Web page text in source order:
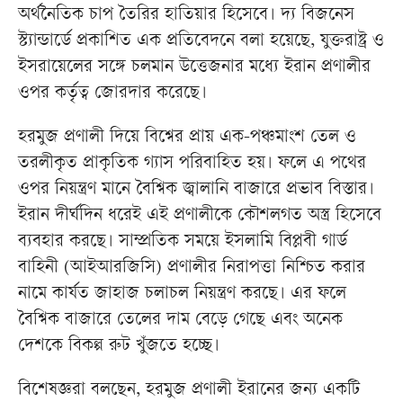
অর্থনৈতিক চাপ তৈরির হাতিয়ার হিসেবে। দ্য বিজনেস
স্ট্যান্ডার্ডে প্রকাশিত এক প্রতিবেদনে বলা হয়েছে, যুক্তরাষ্ট্র ও
ইসরায়েলের সঙ্গে চলমান উত্তেজনার মধ্যে ইরান প্রণালীর
ওপর কর্তৃত্ব জোরদার করেছে।
হরমুজ প্রণালী দিয়ে বিশ্বের প্রায় এক-পঞ্চমাংশ তেল ও
তরলীকৃত প্রাকৃতিক গ্যাস পরিবাহিত হয়। ফলে এ পথের
ওপর নিয়ন্ত্রণ মানে বৈশ্বিক জ্বালানি বাজারে প্রভাব বিস্তার।
ইরান দীর্ঘদিন ধরেই এই প্রণালীকে কৌশলগত অস্ত্র হিসেবে
ব্যবহার করছে। সাম্প্রতিক সময়ে ইসলামি বিপ্লবী গার্ড
বাহিনী (আইআরজিসি) প্রণালীর নিরাপত্তা নিশ্চিত করার
নামে কার্যত জাহাজ চলাচল নিয়ন্ত্রণ করছে। এর ফলে
বৈশ্বিক বাজারে তেলের দাম বেড়ে গেছে এবং অনেক
দেশকে বিকল্প রুট খুঁজতে হচ্ছে।
বিশেষজ্ঞরা বলছেন, হরমুজ প্রণালী ইরানের জন্য একটি